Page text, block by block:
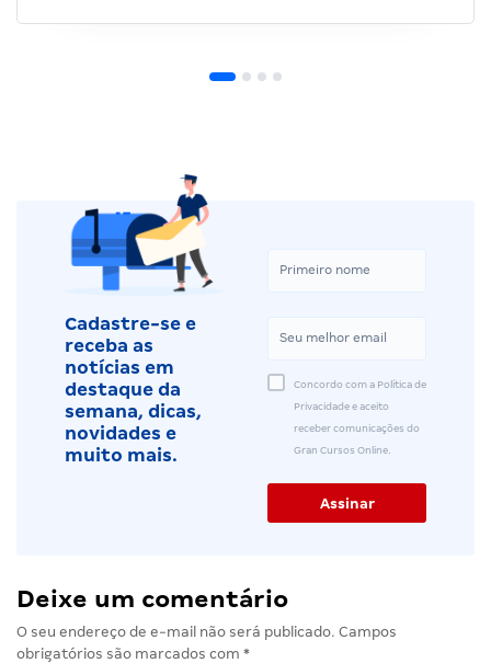
Cadastre-se e
receba as
notícias em
destaque da
semana, dicas,
novidades e
muito mais.
Concordo com a Política de
Privacidade e aceito
receber comunicações do
Gran Cursos Online.
Deixe um comentário
O seu endereço de e-mail não será publicado. Campos
obrigatórios são marcados com *